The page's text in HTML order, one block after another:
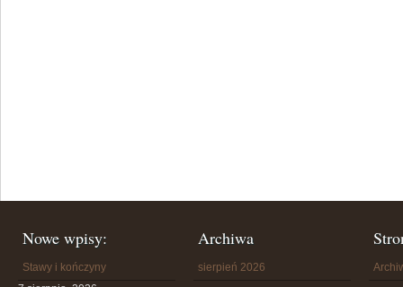
Nowe wpisy:
Stawy i kończyny
Archiwa
sierpień 2026